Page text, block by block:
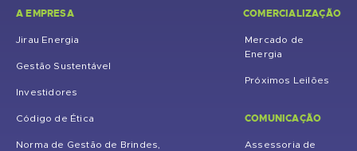
A EMPRESA
Jirau Energia
Gestão Sustentável
Investidores
Código de Ética
Norma de Gestão de Brindes,
COMERCIALIZAÇÃO
Mercado de
Energia
Próximos Leilões
COMUNICAÇÃO
Assessoria de